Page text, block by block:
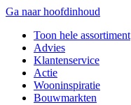
Ga naar hoofdinhoud
Toon hele assortiment
Advies
Klantenservice
Actie
Wooninspiratie
Bouwmarkten